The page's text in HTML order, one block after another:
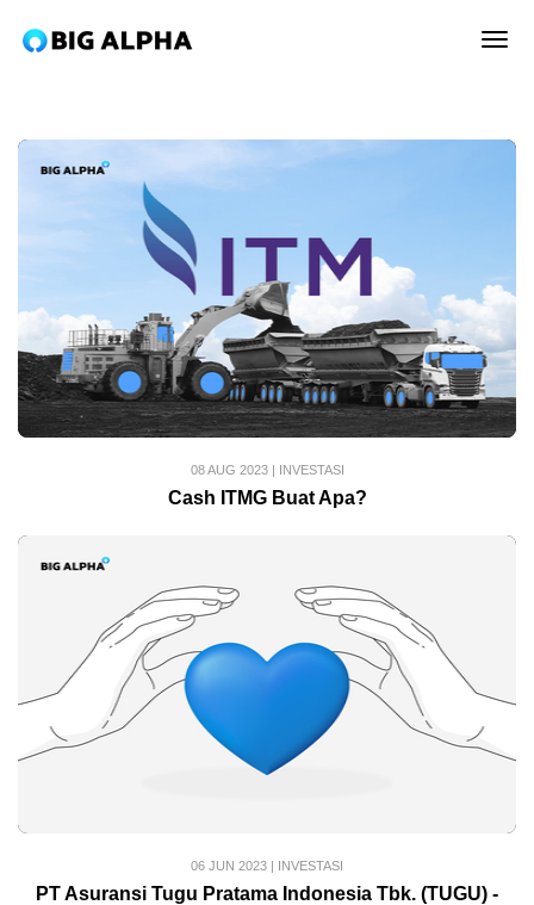
08 AUG 2023| INVESTASI
Cash ITMG Buat Apa?
06 JUN 2023 | INVESTASI
PT Asuransi Tugu Pratama Indonesia Tbk. (TUGU) -